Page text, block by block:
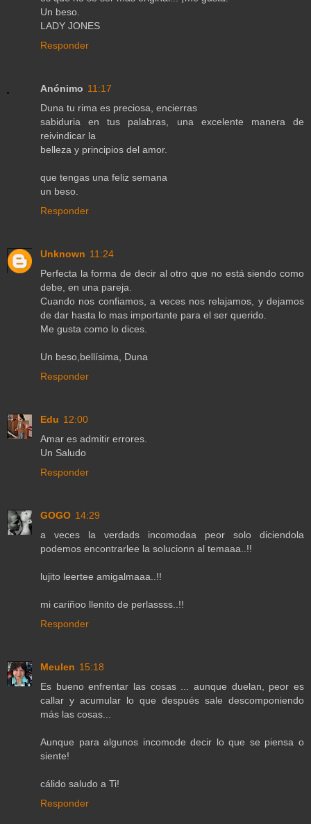
Un beso.
LADY JONES
Responder
Anónimo 11:17
Duna tu rima es preciosa, encierras
sabiduria en tus palabras, una excelente manera de
reivindicar la
belleza y principios del amor.
que tengas una feliz semana
un beso.
Responder
Unknown 11:24
Perfecta la forma de decir al otro que no está siendo como
debe, en una pareja.
Cuando nos confiamos, a veces nos relajamos, y dejamos
de dar hasta lo mas importante para el ser querido.
Me gusta como lo dices.
Un beso,bellísima, Duna
Responder
Edu 12:00
Amar es admitir errores.
Un Saludo
Responder
GOGO 14:29
a veces la verdads incomodaa peor solo diciendola
podemos encontrarlee la solucionn al temaaa..!!
lujito leertee amigalmaaa..!!
mi cariñoo llenito de perlassss..!!
Responder
Meulen 15:18
Es bueno enfrentar las cosas ... aunque duelan, peor es
callar y acumular lo que después sale descomponiendo
más las cosas...
Aunque para algunos incomode decir lo que se piensa o
siente!
cálido saludo a Ti!
Responder